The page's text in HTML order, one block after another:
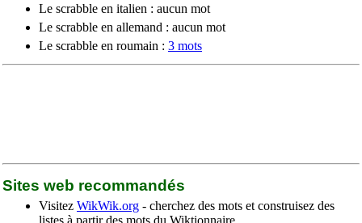
Le scrabble en italien : aucun mot
Le scrabble en allemand : aucun mot
Le scrabble en roumain : 3 mots
Sites web recommandés
Visitez WikWik.org - cherchez des mots et construisez des
listes à partir des mots du Wiktionnaire.